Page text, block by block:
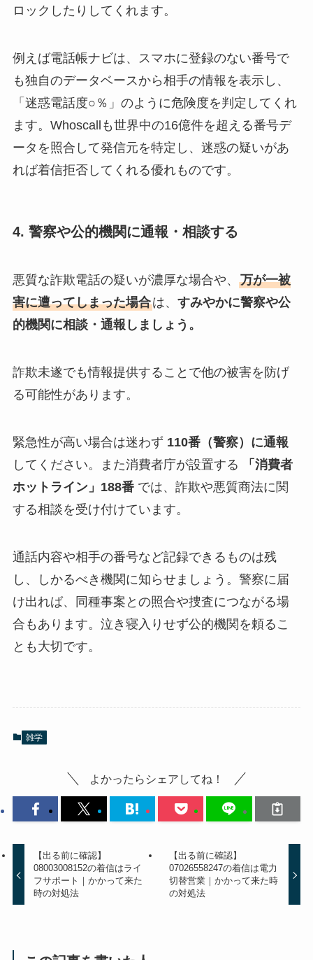
ロックしたりしてくれます​。
例えば電話帳ナビは、スマホに登録のない番号で
も独自のデータベースから相手の情報を表示し、
「迷惑電話度○％」のように危険度を判定してくれ
ます。Whoscallも世界中の16億件を超える番号デ
ータを照合して発信元を特定し、迷惑の疑いがあ
れば着信拒否してくれる優れものです​。
4. 警察や公的機関に通報・相談する
悪質な詐欺電話の疑いが濃厚な場合や、 万が一被
害に遭ってしまった場合は、 すみやかに警察や公
的機関に相談・通報しましょう。
詐欺未遂でも情報提供することで他の被害を防げ
る可能性があります。
緊急性が高い場合は迷わず 110番（警察）に通報
してください。また消費者庁が設置する
「消費者
ホットライン」188番では、詐欺や悪質商法に関
する相談を受け付けています​。
通話内容や相手の番号など記録できるものは残
し、しかるべき機関に知らせましょう。警察に届
け出れば、同種事案との照合や捜査につながる場
合もあります。泣き寝入りせず公的機関を頼るこ
とも大切です。
雑学
よかったらシェアしてね！
【出る前に確認】
08003008152の着信はライ
フサポート｜かかって来た
時の対処法
【出る前に確認】
07026558247の着信は電力
切替営業｜かかって来た時
の対処法